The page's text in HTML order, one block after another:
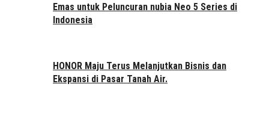
Emas untuk Peluncuran nubia Neo 5 Series di
Indonesia
HONOR Maju Terus Melanjutkan Bisnis dan
Ekspansi di Pasar Tanah Air.